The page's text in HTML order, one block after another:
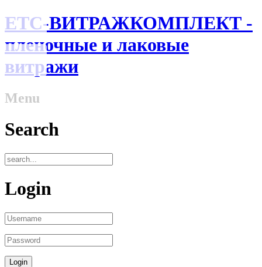
ЕТС-ВИТРАЖКОМПЛЕКТ -
пленочные и лаковые
витражи
Menu
Search
Login